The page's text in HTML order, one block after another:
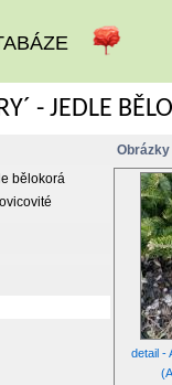
- JEDLE
Obrázky
detail -
bělokorá